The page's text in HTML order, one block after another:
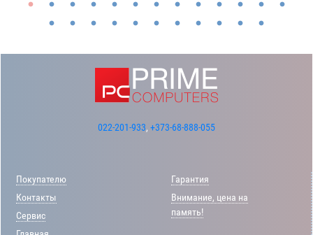
022-201-933, +373-68-888-055
Покупателю
Контакты
Сервис
Гарантия
Внимание, цена на
память!